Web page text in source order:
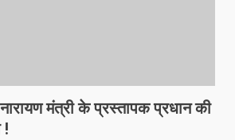
नारायण मंत्री के प्रस्तापक प्रधान की
!